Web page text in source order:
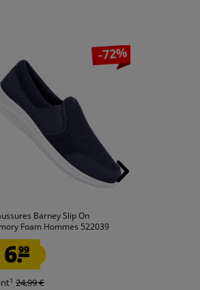
-72%
Barney Slip On
Foam Hommes 522039
6.99
1 24,99 €